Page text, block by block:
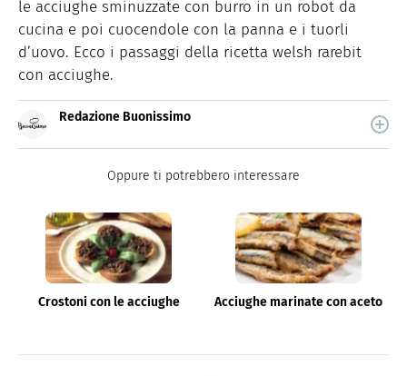
le acciughe sminuzzate con burro in un robot da
cucina e poi cuocendole con la panna e i tuorli
d’uovo. Ecco i passaggi della ricetta welsh rarebit
con acciughe.
Redazione Buonissimo
quale trovi idee veloci, facili e spiegate passo passo.
Oppure ti potrebbero interessare
Crostoni con le acciughe Acciughe marinate con aceto